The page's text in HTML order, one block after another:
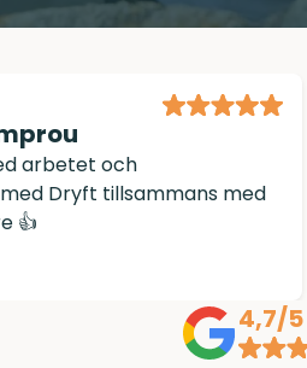
och tapetsering av
inte önska oss ett bättre
Dryft står för
4,7/5